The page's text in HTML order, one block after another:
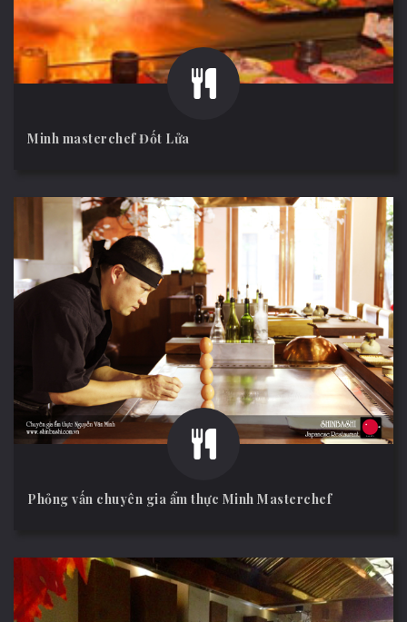
Minh masterchef Đốt Lửa
Phỏng vấn chuyên gia ẩm thực Minh Masterchef